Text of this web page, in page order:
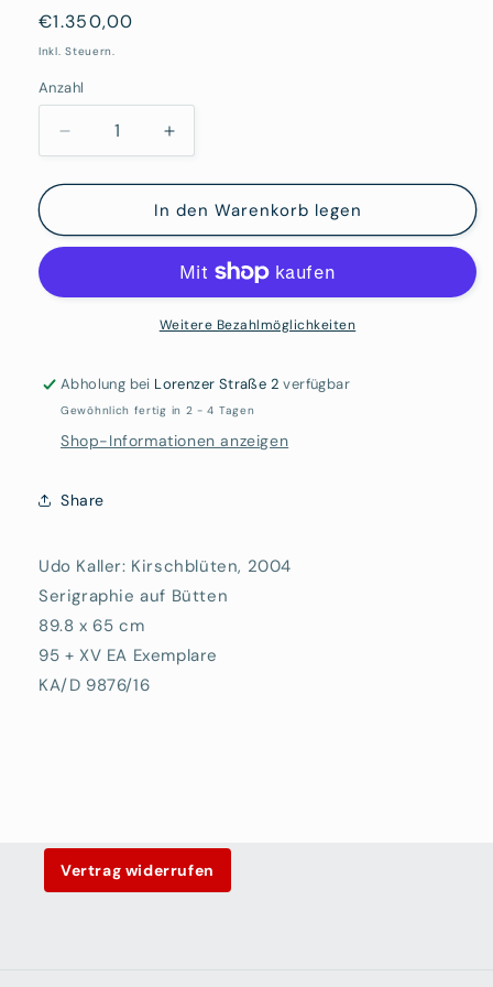
Normaler
Preis
€1.350,00
Inkl. Steuern.
Anzahl
Verringere
die
Menge
Udo
Erhöhe
die
Menge
für
Udo
Kirschblüten
In den Warenkorb legen
Weitere Bezahlmöglichkeiten
Abholung bei Lorenzer Straße 2 verfügbar
Gewöhnlich fertig in 2 - 4 Tagen
Shop-Informationen anzeigen
Share
Udo Kaller: Kirschblüten, 2004
Serigraphie auf Bütten
89.8 x 65 cm
95 + XV EA Exemplare
KA/D 9876/16
Vertrag widerrufen